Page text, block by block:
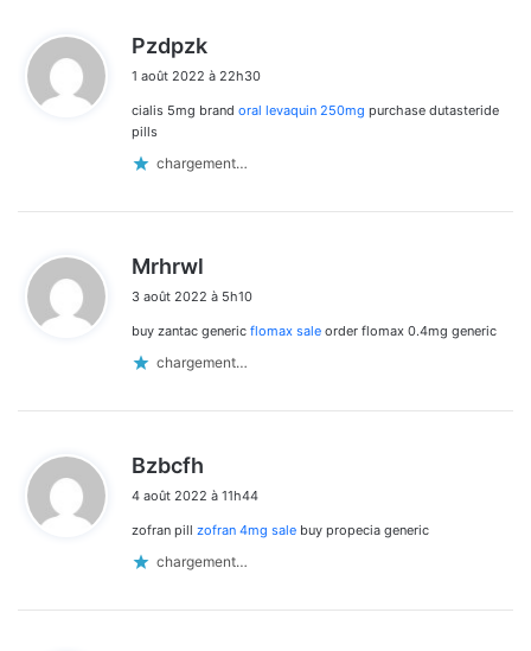
Pzdpzk
t
1 août 2022 à 22h30
cialis 5mg brand oral levaquin 250mg purchase dutasteride
pills
chargement…
Mrhrwl
t
3 août 2022 à 5h10
buy zantac generic flomax sale order flomax 0.4mg generic
chargement…
Bzbcfh
t
4 août 2022 à 11h44
zofran pill zofran 4mg sale buy propecia generic
chargement…